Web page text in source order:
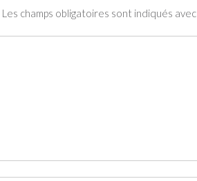
Les champs obligatoires sont indiqués avec